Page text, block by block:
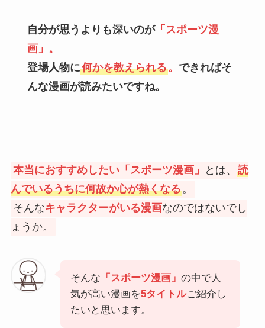
自分が思うよりも深いのが「スポーツ漫
画」。
登場人物に何かを教えられる。 できればそ
んな漫画が読みたいですね。
本当におすすめしたい「スポーツ漫画」 とは、読
んでいるうちに何故か心が熱くなる。
そんなキャラクターがいる漫画なのではないでし
ょうか。
そんな 「 スポーツ漫画 」 の中で人
気が高い漫画を5タイトルご紹介し
たいと思います。